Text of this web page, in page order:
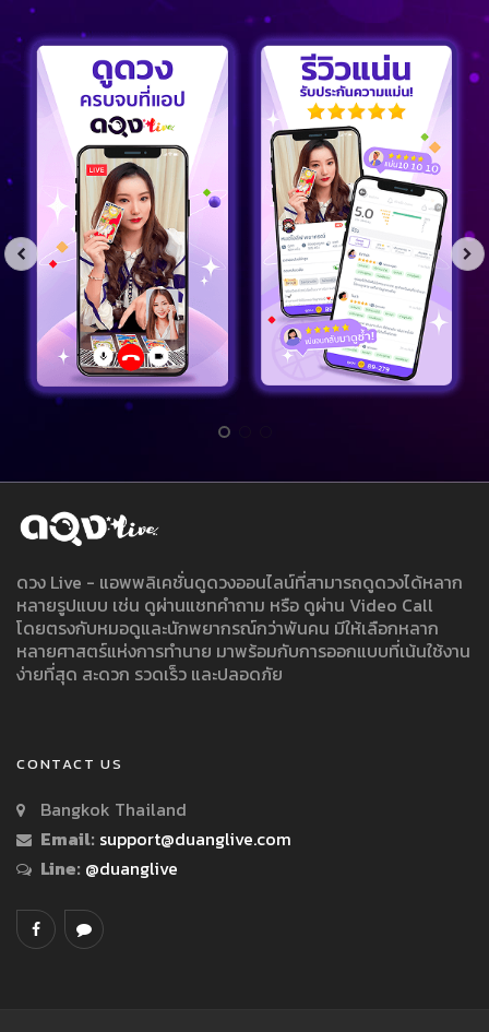
ดวง Live - แอพพลิเคชั่นดูดวงออนไลน์ที่สามารถดูดวงได้หลาก
หลายรูปแบบ เช่น ดูผ่านแชทคำถาม หรือ ดูผ่าน Video Call
โดยตรงกับหมอดูและนักพยากรณ์กว่าพันคน มีให้เลือกหลาก
หลายศาสตร์แห่งการทำนาย มาพร้อมกับการออกแบบที่เน้นใช้งาน
ง่ายที่สุด สะดวก รวดเร็ว และปลอดภัย
CONTACT US
Bangkok Thailand
Email: support@duanglive.com
Line: @duanglive